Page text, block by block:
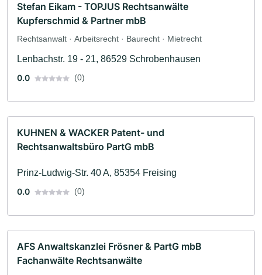
Stefan Eikam - TOPJUS Rechtsanwälte
Kupferschmid & Partner mbB
Rechtsanwalt · Arbeitsrecht · Baurecht · Mietrecht
Lenbachstr. 19 - 21, 86529 Schrobenhausen
0.0
(0)
KUHNEN & WACKER Patent- und
Rechtsanwaltsbüro PartG mbB
Prinz-Ludwig-Str. 40 A, 85354 Freising
0.0
(0)
AFS Anwaltskanzlei Frösner & PartG mbB
Fachanwälte Rechtsanwälte